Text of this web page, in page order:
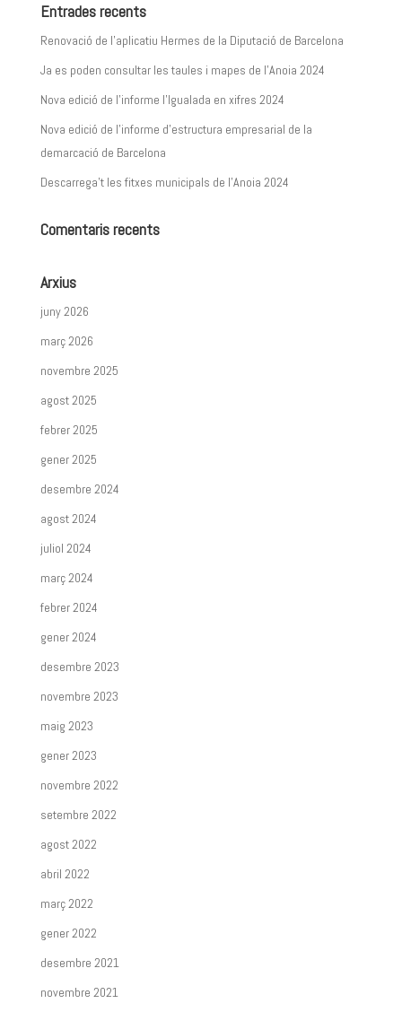
Entrades recents
Renovació de l’aplicatiu Hermes de la Diputació de Barcelona
Ja es poden consultar les taules i mapes de l’Anoia 2024
Nova edició de l’informe l’Igualada en xifres 2024
Nova edició de l’informe d’estructura empresarial de la
demarcació de Barcelona
Descarrega’t les fitxes municipals de l’Anoia 2024
Comentaris recents
Arxius
juny 2026
març 2026
novembre 2025
agost 2025
febrer 2025
gener 2025
desembre 2024
agost 2024
juliol 2024
març 2024
febrer 2024
gener 2024
desembre 2023
novembre 2023
maig 2023
gener 2023
novembre 2022
setembre 2022
agost 2022
abril 2022
març 2022
gener 2022
desembre 2021
novembre 2021